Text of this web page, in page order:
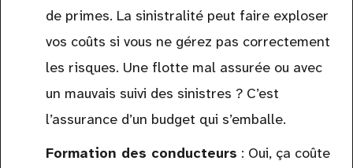
de primes. La sinistralité peut faire exploser
vos coûts si vous ne gérez pas correctement
les risques. Une flotte mal assurée ou avec
un mauvais suivi des sinistres ? C’est
l’assurance d’un budget qui s’emballe.
Formation des conducteurs : Oui, ça coûte